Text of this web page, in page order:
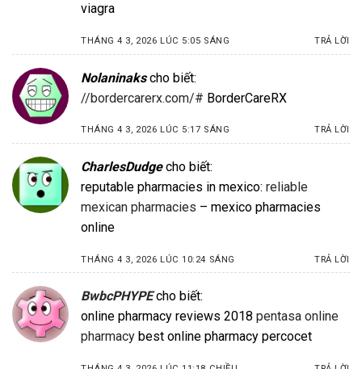
viagra
THÁNG 4 3, 2026 LÚC 5:05 SÁNG TRẢ LỜI
Nolaninaks cho biết:
//bordercarerx.com/# BorderCareRX
THÁNG 4 3, 2026 LÚC 5:17 SÁNG TRẢ LỜI
CharlesDudge cho biết:
reputable pharmacies in mexico: reliable
mexican pharmacies – mexico pharmacies
online
THÁNG 4 3, 2026 LÚC 10:24 SÁNG TRẢ LỜI
BwbcPHYPE cho biết:
online pharmacy reviews 2018 pentasa online
pharmacy best online pharmacy percocet